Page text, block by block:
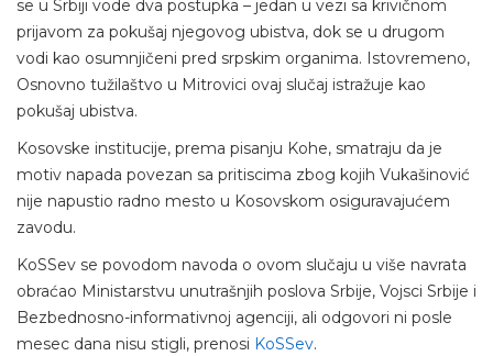
se u Srbiji vode dva postupka – jedan u vezi sa krivičnom
prijavom za pokušaj njegovog ubistva, dok se u drugom
vodi kao osumnjičeni pred srpskim organima. Istovremeno,
Osnovno tužilaštvo u Mitrovici ovaj slučaj istražuje kao
pokušaj ubistva.
Kosovske institucije, prema pisanju Kohe, smatraju da je
motiv napada povezan sa pritiscima zbog kojih Vukašinović
nije napustio radno mesto u Kosovskom osiguravajućem
zavodu.
KoSSev se povodom navoda o ovom slučaju u više navrata
obraćao Ministarstvu unutrašnjih poslova Srbije, Vojsci Srbije i
Bezbednosno-informativnoj agenciji, ali odgovori ni posle
mesec dana nisu stigli, prenosi KoSSev.